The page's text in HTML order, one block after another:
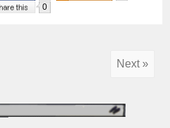
0
Next »